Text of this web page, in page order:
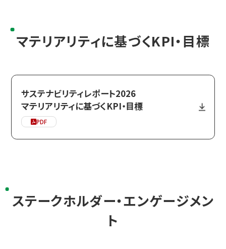
マテリアリティに基づくKPI・目標
サステナビリティレポート2026
マテリアリティに基づくKPI・目標
PDF
ステークホルダー・エンゲージメン
ト